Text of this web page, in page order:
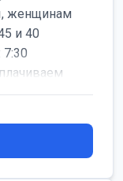
женщинам
и 40